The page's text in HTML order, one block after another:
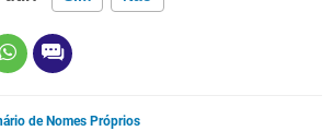
informação incorreta
de Nomes Próprios